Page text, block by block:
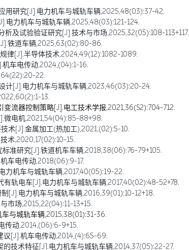
用研究[J].电力机车与城轨车辆,2025,48(03):37-42.
电力机车与城轨车辆,2025,48(03):121-124.
及试验验证研究[J].技术与市场,2025,32(05):108-113+117.
铁道车辆,2025,63(02):80-86.
律[J].半导体技术,2024,49(12):1082-1089.
车电传动,2024,(04):1-16.
22.
计[J].电力机车与城轨车辆,2023,46(03):20-24.
13.
流器控制策略[J].电工技术学报,2021,36(S2):704-712.
微电机,2021,54(04):85-88+98.
术[J].金属加工(热加工),2021,(02):5-10.
术,2020,17(02):10-15.
准研究[J].铁道机车车辆,2018,38(06):76-79+105.
车电传动,2018(06):9-17.
力机车与城轨车辆,2017,40(05):19-22.
轨电车[J].电力机车与城轨车辆,2017,40(02):48-52+78.
[J].电力机车与城轨车辆,2016,39(01):10-12+18.
市场,2015,22(04):11-13+15.
与城轨车辆,2015,38(01):31-36.
传动,2014,(06):6-9+15.
议[J].机车电传动,2014,(4):65-69.
技术特征[J].电力机车与城轨车辆,2014,37(05):22-27.